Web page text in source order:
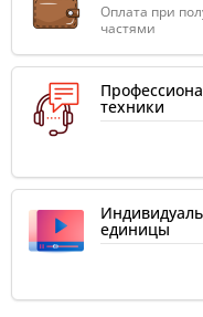
Оплата при
частями
техники
единицы